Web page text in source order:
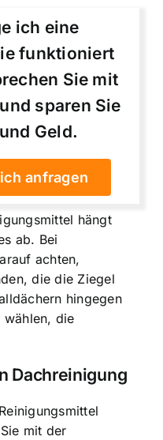
ich eine
funktioniert
Sie mit
sparen Sie
Geld.
anfragen
hängt
ab. Bei
achten,
die die Ziegel
hingegen
wählen, die
Dachreinigung
mit der